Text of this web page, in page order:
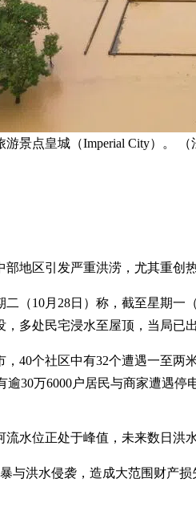
景点皇城（Imperial City）。 （
地区引发严重洪涝，尤其重创
（10月28日）称，截至星期
多处民宅浸水至屋顶，当局已
40个社区中有32个遭遇一至
30万6000户居民与商家遭遇停电
水位正处于峰值，未来数日洪
与洪水侵袭，造成大范围财产